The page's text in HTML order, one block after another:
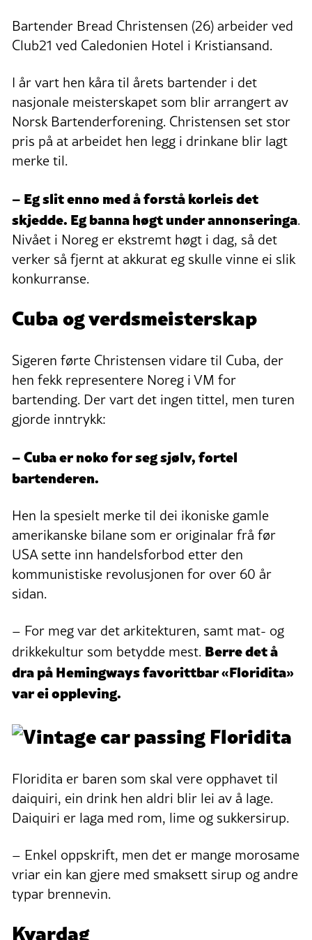
Bartender Bread Christensen (26) arbeider ved
Club21 ved Caledonien Hotel i Kristiansand.
I år vart hen kåra til årets bartender i det
nasjonale meisterskapet som blir arrangert av
Norsk Bartenderforening. Christensen set stor
pris på at arbeidet hen legg i drinkane blir lagt
merke til.
– Eg slit enno med å forstå korleis det
skjedde. Eg banna høgt under annonseringa.
Nivået i Noreg er ekstremt høgt i dag, så det
verker så fjernt at akkurat eg skulle vinne ei slik
konkurranse.
Cuba og verdsmeisterskap
Sigeren førte Christensen vidare til Cuba, der
hen fekk representere Noreg i VM for
bartending. Der vart det ingen tittel, men turen
gjorde inntrykk:
– Cuba er noko for seg sjølv, fortel
bartenderen.
Hen la spesielt merke til dei ikoniske gamle
amerikanske bilane som er originalar frå før
USA sette inn handelsforbod etter den
kommunistiske revolusjonen for over 60 år
sidan.
– For meg var det arkitekturen, samt mat- og
drikkekultur som betydde mest. Berre det å
dra på Hemingways favorittbar «Floridita»
var ei oppleving.
Floridita er baren som skal vere opphavet til
daiquiri, ein drink hen aldri blir lei av å lage.
Daiquiri er laga med rom, lime og sukkersirup.
– Enkel oppskrift, men det er mange morosame
vriar ein kan gjere med smaksett sirup og andre
typar brennevin.
Kvardag